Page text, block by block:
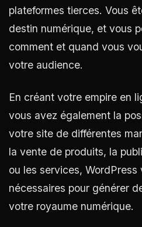
plateformes tierces. Vous
destin numérique, et vous
comment et quand vous
votre audience.
En créant votre empire en
vous avez également la
votre site de différentes
la vente de produits, la
ou les services,
nécessaires pour générer
votre royaume numérique.